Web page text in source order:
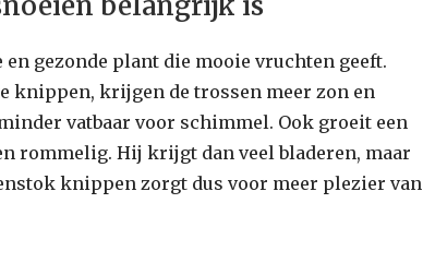
gezonde plant die mooie vruchten geeft.
knippen, krijgen de trossen meer zon en
vatbaar voor schimmel. Ook groeit een
rommelig. Hij krijgt dan veel bladeren, maar
knippen zorgt dus voor meer plezier van